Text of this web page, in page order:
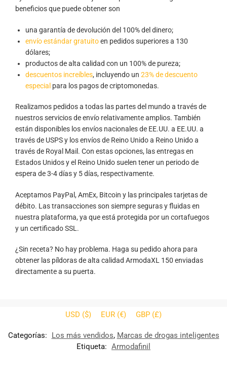
beneficios que puede obtener son
una garantía de devolución del 100% del dinero;
envío estándar gratuitoen pedidos superiores a 130
dólares;
productos de alta calidad con un 100% de pureza;
descuentos increíbles, incluyendo un 23% de descuento
especial para los pagos de criptomonedas.
Realizamos pedidos a todas las partes del mundo a través de
nuestros servicios de envío relativamente amplios. También
están disponibles los envíos nacionales de EE.UU. a EE.UU. a
través de USPS y los envíos de Reino Unido a Reino Unido a
través de Royal Mail. Con estas opciones, las entregas en
Estados Unidos y el Reino Unido suelen tener un periodo de
espera de 3-4 días y 5 días, respectivamente.
Aceptamos PayPal, AmEx, Bitcoin y las principales tarjetas de
débito. Las transacciones son siempre seguras y fluidas en
nuestra plataforma, ya que está protegida por un cortafuegos
y un certificado SSL.
¿Sin receta? No hay problema. Haga su pedido ahora para
obtener las píldoras de alta calidad ArmodaXL 150 enviadas
directamente a su puerta.
USD ($) EUR (€) GBP (£)
Categorías: Los más vendidos, Marcas de drogas inteligentes
Etiqueta: Armodafinil